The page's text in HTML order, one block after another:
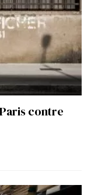
contre